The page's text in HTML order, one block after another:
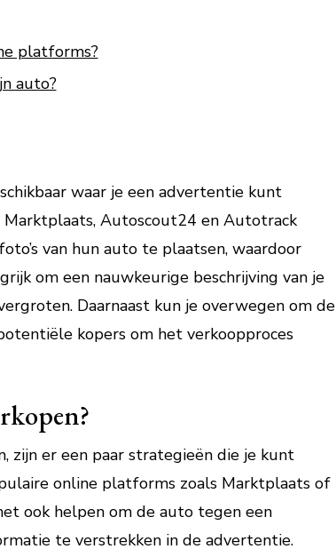
platforms?
auto?
waar je een advertentie kunt
Autoscout24 en Autotrack
van hun auto te plaatsen, waardoor
om een nauwkeurige beschrijving van je
Daarnaast kun je overwegen om de
kopers om het verkoopproces
zijn er een paar strategieën die je kunt
online platforms zoals Marktplaats of
ook helpen om de auto tegen een
te verstrekken in de advertentie.